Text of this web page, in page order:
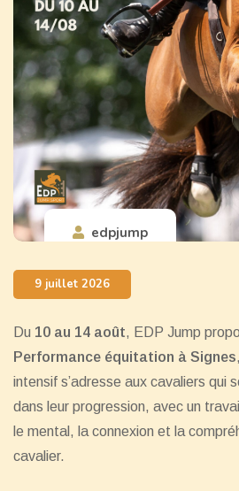
edpjump
9 juillet 2026
Du 10 au 14 août, EDP Jump
Performance équitation à Signes
intensif s’adresse aux cavaliers qui
dans leur progression, avec un
le mental, la connexion et la
cavalier.